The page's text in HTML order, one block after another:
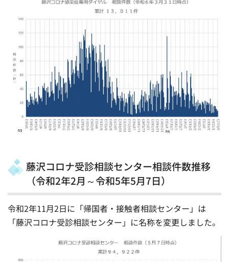
藤沢コロナ受診相談センター相談件数推移
（令和2年2月～令和5年5月7日）
令和2年11月2日に「帰国者・接触者相談センター」は
「藤沢コロナ受診相談センター」に名称を変更しました。